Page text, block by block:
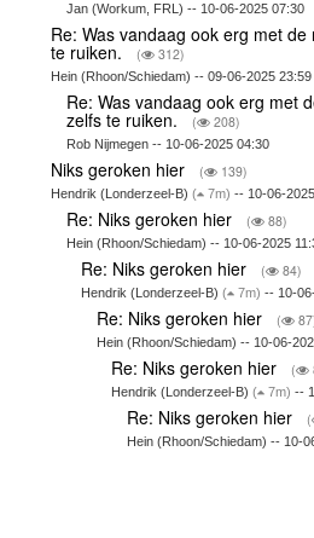
Jan (Workum, FRL) -- 10-06-2025 07:30
Re: Was vandaag ook erg met
te ruiken. ( 312)
Hein (Rhoon/Schiedam) -- 09-06-2025 23:59
Re: Was vandaag ook erg met
zelfs te ruiken. ( 208)
Rob Nijmegen -- 10-06-2025 04:30
Niks geroken hier ( 139)
Hendrik (Londerzeel-B)( 7m) -- 10-06-
Re: Niks geroken hier ( 88)
Hein (Rhoon/Schiedam) -- 10-06-2025
Re: Niks geroken hier ( 84)
Hendrik (Londerzeel-B)( 7m) -- 10-
Re: Niks geroken hier (
Hein (Rhoon/Schiedam) -- 10-06-
Re: Niks geroken hier (
Hendrik (Londerzeel-B)( 7m) --
Re: Niks geroken hier (
Hein (Rhoon/Schiedam) -- 10-